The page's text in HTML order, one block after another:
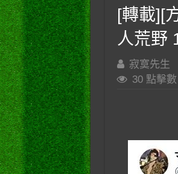
[轉載][
人荒野
寂寞先生
30 點擊數